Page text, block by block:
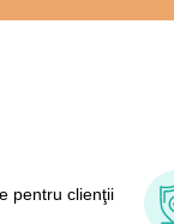
pentru clienţii